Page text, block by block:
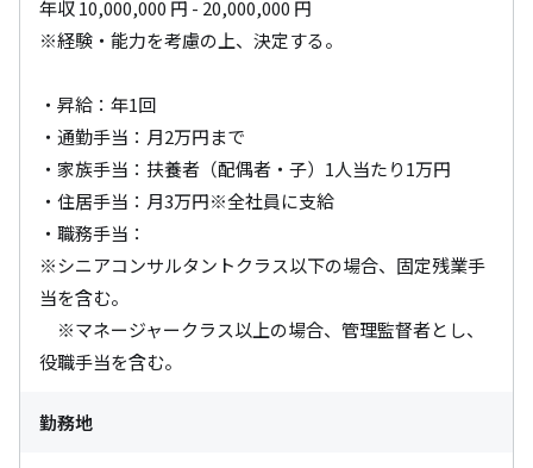
年収 10,000,000 円 - 20,000,000 円
※経験・能力を考慮の上、決定する。
・昇給：年1回
・通勤手当：月2万円まで
・家族手当：扶養者（配偶者・子）1人当たり1万円
・住居手当：月3万円※全社員に支給
・職務手当：
※シニアコンサルタントクラス以下の場合、固定残業手
当を含む。
※マネージャークラス以上の場合、管理監督者とし、
役職手当を含む。
勤務地